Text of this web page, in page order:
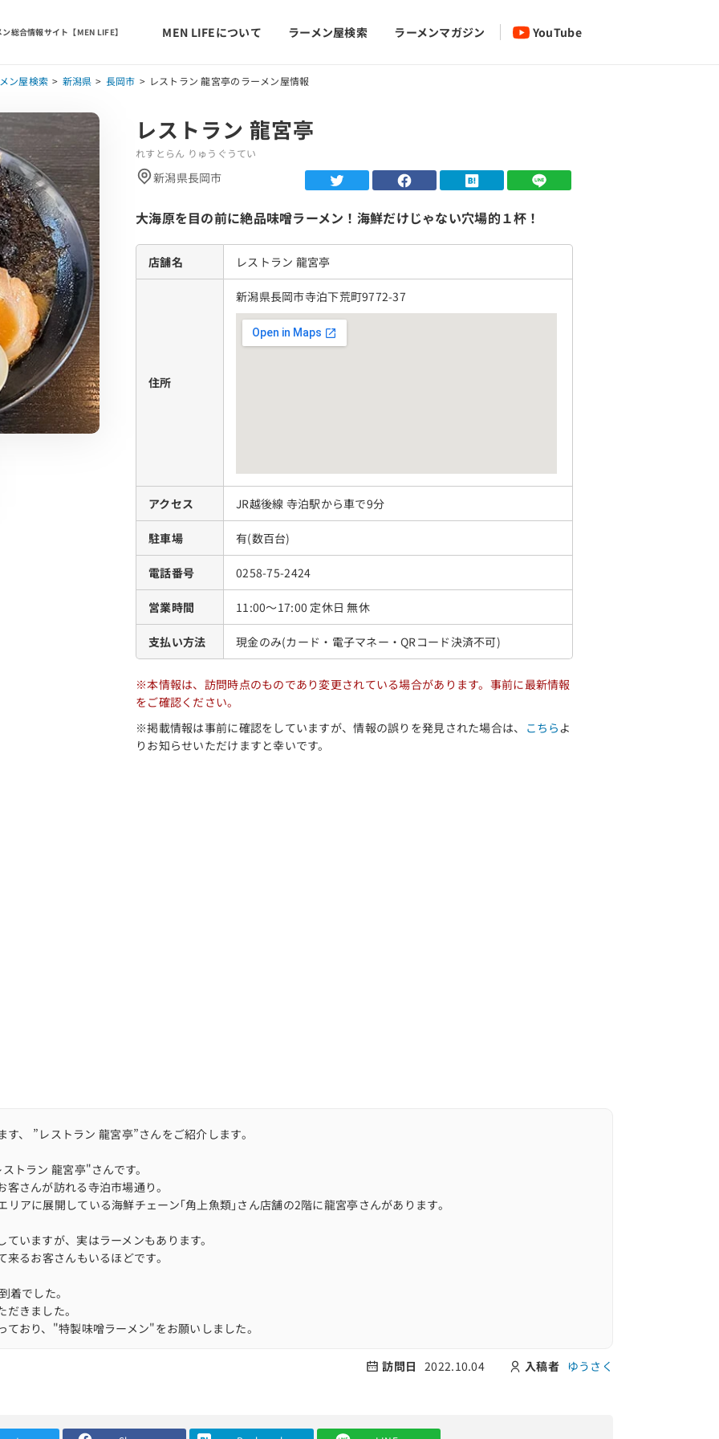
総合情報サイト【MEN LIFE】 MEN LIFEについて ラーメン屋検索 ラーメンマガジン YouTube
ン屋検索 新潟県 長岡市 レストラン 龍宮亭のラーメン屋情報
レストラン 龍宮亭
れすとらん りゅうぐうてい
新潟県長岡市
大海原を目の前に絶品味噌ラーメン！海鮮だけじゃない穴場的１杯！
店舗名 レストラン 龍宮亭
住所
新潟県長岡市寺泊下荒町9772-37
アクセス JR越後線 寺泊駅から車で9分
駐車場 有(数百台)
電話番号 0258-75-2424
営業時間 11:00～17:00 定休日 無休
支払い方法 現金のみ(カード・電子マネー・QRコード決済不可)
※本情報は、訪問時点のものであり変更されている場合があります。事前に最新情報
をご確認ください。
※掲載情報は事前に確認をしていますが、情報の誤りを発見された場合は、 こちらよ
りお知らせいただけますと幸いです。
、 ”レストラン 龍宮亭”さんをご紹介します。
トラン 龍宮亭"さんです。
さんが訪れる寺泊市場通り。
アに展開している海鮮チェーン｢角上魚類｣さん店舗の2階に龍宮亭さんがあります。
いますが、実はラーメンもあります。
るお客さんもいるほどです。
着でした。
きました。
おり、"特製味噌ラーメン"をお願いしました。
1口いただきます…
訪問日 2022.10.04 入稿者 ゆうさく